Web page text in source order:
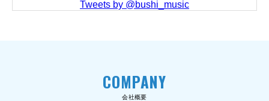
Tweets by @bushi_music
COMPANY
会社概要